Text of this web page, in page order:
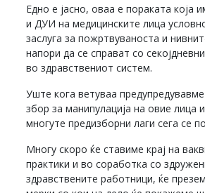
Едно е јасно, оваа е пораката која
и ДУИ на медицинските лица
заслуга за пожртвуваноста и
напори да се справат со
во здравствениот систем.
Уште кога ветуваа
збор за манипулација на овие лица
многуте предизборни лаги сега се
Многу скоро ќе ставиме крај на
практики и во соработка со
здравствените работници, ќе